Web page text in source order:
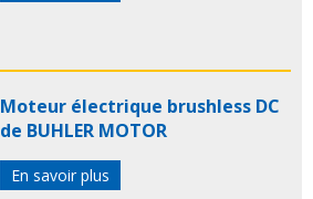
Moteur électrique brushless DC
de BUHLER MOTOR
En savoir plus